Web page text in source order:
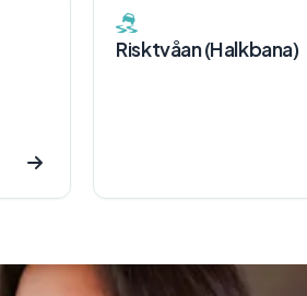
Risktvåan (Halkbana)